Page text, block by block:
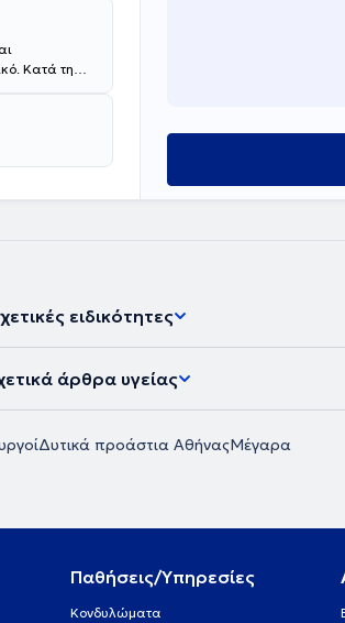
Κατά τη
Πεντέλης".
Το 2018
ειδικότητες
άρθρα υγείας
Δυτικά προάστια ΑθήναςΜέγαρα
Παθήσεις/Υπηρεσίες
Κονδυλώματα